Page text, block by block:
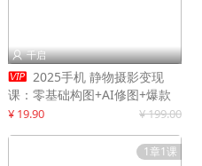
 千启
 2025手机 静物摄影变现
课：零基础构图+AI修图+爆款
创作
¥ 19.90 ¥ 199.00
1章1课